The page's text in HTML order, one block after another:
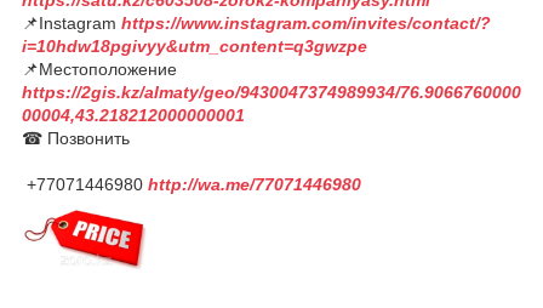
📌Instagram https://www.instagram.com/invites/contact/?
i=10hdw18pgivyy&utm_content=q3gwzpe
📌Местоположение
https://2gis.kz/almaty/geo/9430047374989934/76.9066760000
00004,43.218212000000001
☎ Позвонить
+77071446980 http://wa.me/77071446980